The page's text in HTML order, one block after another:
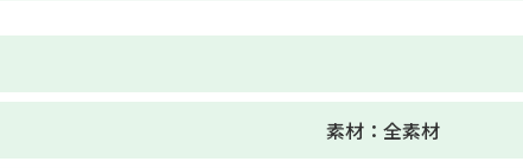
素材：全素材